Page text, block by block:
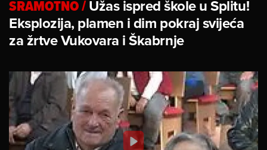
SRAMOTNO/Užas ispred škole u Splitu!
Eksplozija, plamen i dim pokraj svijeća
za žrtve Vukovara i Škabrnje